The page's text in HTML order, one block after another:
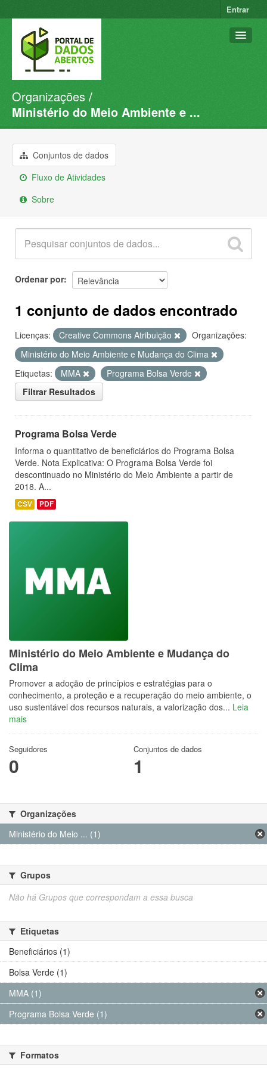
Entrar
Conjuntos de dados
Organizações
Sobre
Organizações
Ministério do Meio Ambiente e ...
Conjuntos de dados
Fluxo de Atividades
Sobre
Ordenar por
1 conjunto de dados encontrado
Licenças: Creative Commons Atribuição
Organizações:
Ministério do Meio Ambiente e Mudança do Clima
Etiquetas:
MMA
Programa Bolsa Verde
Filtrar Resultados
Programa Bolsa Verde
Informa o quantitativo de beneficiários do Programa Bolsa
Verde. Nota Explicativa: O Programa Bolsa Verde foi
descontinuado no Ministério do Meio Ambiente a partir de
2018. A...
CSV PDF
Ministério do Meio Ambiente e Mudança do
Clima
Promover a adoção de princípios e estratégias para o
conhecimento, a proteção e a recuperação do meio ambiente, o
uso sustentável dos recursos naturais, a valorização dos... Leia
mais
Seguidores
0
Conjuntos de dados
1
Organizações
Ministério do Meio ... (1)
Grupos
Não há Grupos que correspondam a essa busca
Etiquetas
Beneficiários (1)
Bolsa Verde (1)
MMA (1)
Programa Bolsa Verde (1)
Formatos